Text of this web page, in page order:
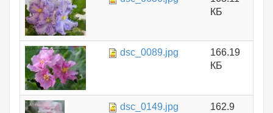
КБ
dsc_0089.jpg
166.19
КБ
dsc_0149.jpg
162.9